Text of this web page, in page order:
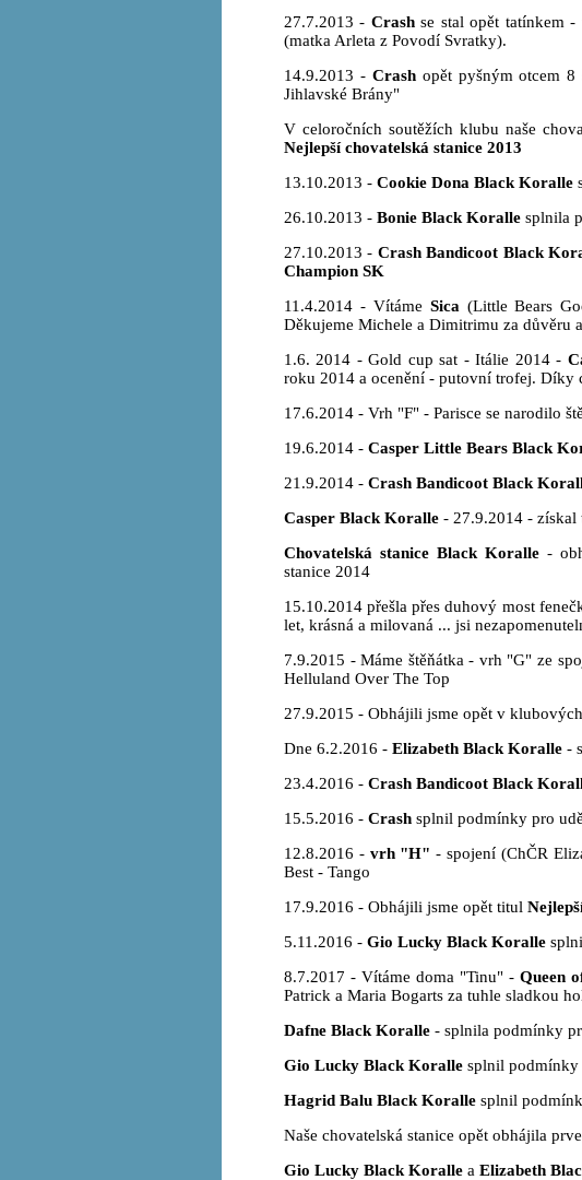
27.7.2013 - Crashse stal opět tatínkem -
(matka Arleta z Povodí Svratky).
14.9.2013 - Crashopět pyšným otcem 8
Jihlavské Brány"
V celoročních soutěžích klubu naše
Nejlepší chovatelská stanice 2013
13.10.2013 - Cookie Dona Black Koralle
26.10.2013 - Bonie Black Koralle splnila
27.10.2013 - Crash Bandicoot Black
Champion SK
11.4.2014 - Vítáme Sica (Little Bears
Děkujeme Michele a Dimitrimu za důvěru
1.6. 2014 - Gold cup sat - Itálie 2014 -
roku 2014 a ocenění - putovní trofej. Díky
17.6.2014 - Vrh "F" - Parisce se narodilo
19.6.2014 - Casper Little Bears Black
21.9.2014 - Crash Bandicoot Black
Casper Black Koralle - 27.9.2014 -
Chovatelská stanice Black Koralle -
stanice 2014
15.10.2014 přešla přes duhový most
let, krásná a milovaná ... jsi
7.9.2015 - Máme štěňátka - vrh "G" ze
Helluland Over The Top
27.9.2015 - Obhájili jsme opět v
Dne 6.2.2016 - Elizabeth Black Koralle -
23.4.2016 - Crash Bandicoot Black
15.5.2016 - Crash splnil podmínky pro
12.8.2016 - vrh "H" - spojení (ChČR
Best - Tango
17.9.2016 - Obhájili jsme opět titul
5.11.2016 - Gio Lucky Black Koralle
8.7.2017 - Vítáme doma "Tinu" - Queen
Patrick a Maria Bogarts za tuhle sladkou
Dafne Black Koralle - splnila podmínky
Gio Lucky Black Koralle splnil
Hagrid Balu Black Koralle splnil
Naše chovatelská stanice opět obhájila
Gio Lucky Black Koralle a Elizabeth